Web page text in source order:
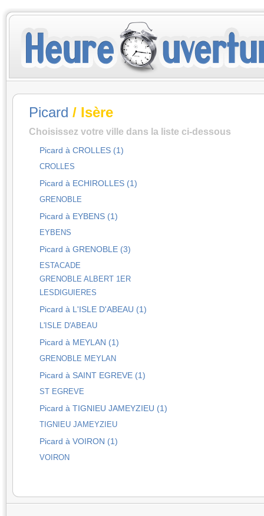
Picard / Isère
Choisissez votre ville dans la liste ci-dessous
Picard à CROLLES (1)
CROLLES
Picard à ECHIROLLES (1)
GRENOBLE
Picard à EYBENS (1)
EYBENS
Picard à GRENOBLE (3)
ESTACADE
GRENOBLE ALBERT 1ER
LESDIGUIERES
Picard à L'ISLE D'ABEAU (1)
L'ISLE D'ABEAU
Picard à MEYLAN (1)
GRENOBLE MEYLAN
Picard à SAINT EGREVE (1)
ST EGREVE
Picard à TIGNIEU JAMEYZIEU (1)
TIGNIEU JAMEYZIEU
Picard à VOIRON (1)
VOIRON